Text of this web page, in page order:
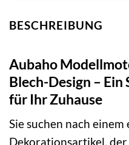
BESCHREIBUNG
Aubaho
Blech-Design –
für Ihr Zuhause
Sie suchen nach
Dekorationsartikel,